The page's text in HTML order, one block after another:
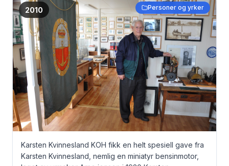
2010 Personer og yrker
Karsten Kvinnesland KOH fikk en helt spesiell gave fra
Karsten Kvinnesland, nemlig en miniatyr bensinmotor,